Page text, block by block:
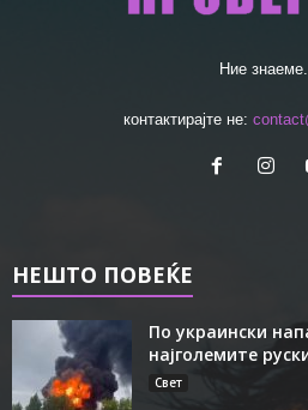
Ние
контактирајте не:
НЕШТО ПОВЕЌЕ
По украински
најголемите
Свет